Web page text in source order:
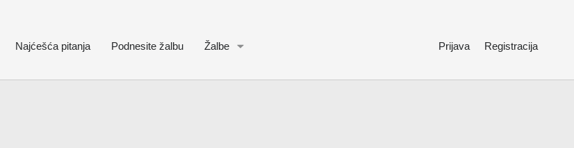
Najćešća pitanja Podnesite žalbu Žalbe Prijava Registracija